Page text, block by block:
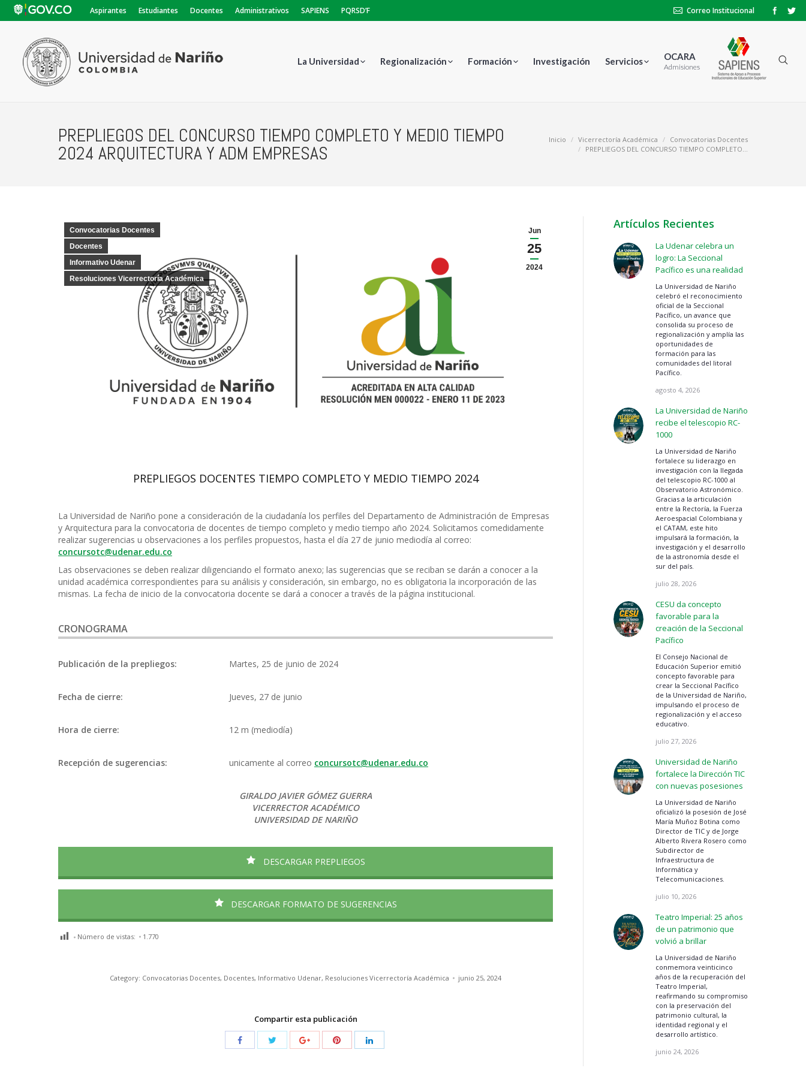
Aspirantes Estudiantes Docentes Administrativos SAPIENS PQRSD’F Correo Institucional
La Universidad Regionalización Formación Investigación Servicios OCARA
Admisiones
PREPLIEGOS DEL CONCURSO TIEMPO COMPLETO Y MEDIO TIEMPO
2024 ARQUITECTURA Y ADM EMPRESAS
Estás aquí:Inicio Vicerrectoría Académica
Convocatorias Docentes
PREPLIEGOS DEL CONCURSO TIEMPO COMPLETO…
Jun
25
2024
Convocatorias Docentes
Docentes
Informativo Udenar
Resoluciones Vicerrectoría Académica
PREPLIEGOS DOCENTES TIEMPO COMPLETO Y MEDIO TIEMPO 2024
La Universidad de Nariño pone a consideración de la ciudadanía los perfiles del Departamento de Administración de Empresas
y Arquitectura para la convocatoria de docentes de tiempo completo y medio tiempo año 2024. Solicitamos comedidamente
realizar sugerencias u observaciones a los perfiles propuestos, hasta el día 27 de junio mediodía al correo:
concursotc@udenar.edu.co
Las observaciones se deben realizar diligenciando el formato anexo; las sugerencias que se reciban se darán a conocer a la
unidad académica correspondientes para su análisis y consideración, sin embargo, no es obligatoria la incorporación de las
mismas. La fecha de inicio de la convocatoria docente se dará a conocer a través de la página institucional.
CRONOGRAMA
Publicación de la prepliegos: Martes, 25 de junio de 2024
Fecha de cierre: Jueves, 27 de junio
Hora de cierre: 12 m (mediodía)
Recepción de sugerencias: unicamente al correo concursotc@udenar.edu.co
GIRALDO JAVIER GÓMEZ GUERRA
VICERRECTOR ACADÉMICO
UNIVERSIDAD DE NARIÑO
DESCARGAR PREPLIEGOS
DESCARGAR FORMATO DE SUGERENCIAS
Número de vistas: 1.770
Category: Convocatorias Docentes, Docentes, Informativo Udenar, Resoluciones Vicerrectoría Académica junio 25, 2024
Compartir esta publicación
Artículos Recientes
La Udenar celebra un
logro: La Seccional
Pacífico es una realidad
La Universidad de Nariño
celebró el reconocimiento
oficial de la Seccional
Pacífico, un avance que
consolida su proceso de
regionalización y amplía las
oportunidades de
formación para las
comunidades del litoral
Pacífico.
agosto 4, 2026
La Universidad de Nariño
recibe el telescopio RC-
1000
La Universidad de Nariño
fortalece su liderazgo en
investigación con la llegada
del telescopio RC-1000 al
Observatorio Astronómico.
Gracias a la articulación
entre la Rectoría, la Fuerza
Aeroespacial Colombiana y
el CATAM, este hito
impulsará la formación, la
investigación y el desarrollo
de la astronomía desde el
sur del país.
julio 28, 2026
CESU da concepto
favorable para la
creación de la Seccional
Pacífico
El Consejo Nacional de
Educación Superior emitió
concepto favorable para
crear la Seccional Pacífico
de la Universidad de Nariño,
impulsando el proceso de
regionalización y el acceso
educativo.
julio 27, 2026
Universidad de Nariño
fortalece la Dirección TIC
con nuevas posesiones
La Universidad de Nariño
oficializó la posesión de José
María Muñoz Botina como
Director de TIC y de Jorge
Alberto Rivera Rosero como
Subdirector de
Infraestructura de
Informática y
Telecomunicaciones.
julio 10, 2026
Teatro Imperial: 25 años
de un patrimonio que
volvió a brillar
La Universidad de Nariño
conmemora veinticinco
años de la recuperación del
Teatro Imperial,
reafirmando su compromiso
con la preservación del
patrimonio cultural, la
identidad regional y el
desarrollo artístico.
junio 24, 2026